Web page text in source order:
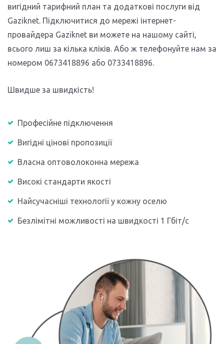
вигідний тарифний план та додаткові послуги від
Gaziknet. Підключитися до мережі інтернет-
провайдера Gaziknet ви можете на нашому сайті,
всього лиш за кілька кліків. Або ж телефонуйте нам за
номером 0673418896 або 0733418896.
Швидше за швидкість!
Професійне підключення
Вигідні цінові пропозиції
Власна оптоволоконна мережа
Високі стандарти якості
Найсучасніші технології у кожну оселю
Безлімітні можливості на швидкості 1 Гбіт/с